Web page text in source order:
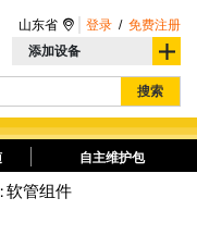
添加设备
搜索
山东省 登录 / 免费注册
自主维护包
软管组件